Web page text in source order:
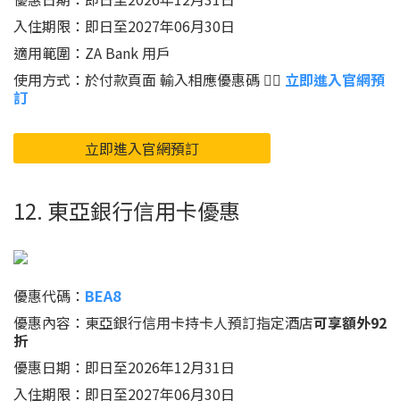
入住期限：即日至2027年06月30日
適用範圍：ZA Bank 用戶
使用方式：於付款頁面 輸入相應優惠碼 👉🏻 立即進入官網預
訂
立即進入官網預訂
12. 東亞銀行信用卡優惠
優惠代碼： BEA8
優惠內容：東亞銀行信用卡持卡人預訂指定酒店可享額外92
折
優惠日期：即日至2026年12月31日
入住期限：即日至2027年06月30日